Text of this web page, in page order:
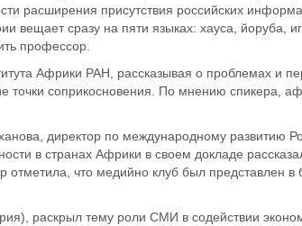
расширения присутствия российских
вещает сразу на пяти языках: хауса, йоруба,
профессор.
Африки РАН, рассказывая о проблемах и
соприкосновения. По мнению спикера,
директор по международному развитию
в странах Африки в своем докладе
отметила, что медийно клуб был представлен в
раскрыл тему роли СМИ в содействии